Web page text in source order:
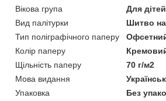
Вікова група
Для
Вид палітурки
Шитво на
Тип поліграфічного паперу
Колір паперу
Щільність паперу
70 г/м2
Мова видання
Упаковка
Без